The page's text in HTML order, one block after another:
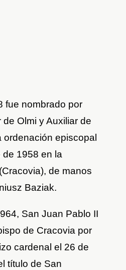
fue nombrado por
Olmi y Auxiliar de
episcopal
de 1958 en la
de manos
Baziak.
San Juan Pablo II
de Cracovia por
cardenal el 26 de
título de San